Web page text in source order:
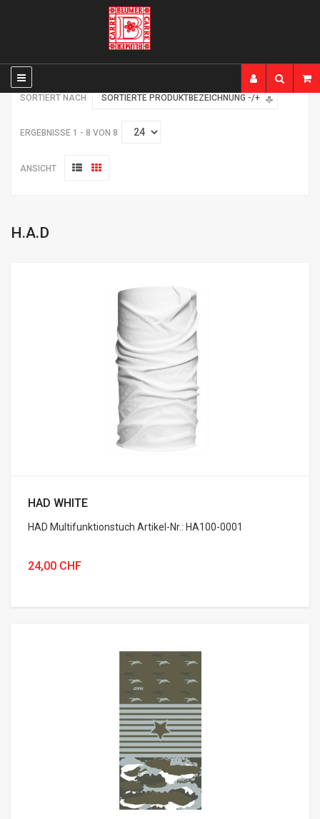
SORTIERT NACH SORTIERTE PRODUKTBEZEICHNUNG -/+
ERGEBNISSE 1 - 8 VON 8
ANSICHT
H.A.D
HAD WHITE
HAD Multifunktionstuch Artikel-Nr.: HA100-0001
24,00 CHF